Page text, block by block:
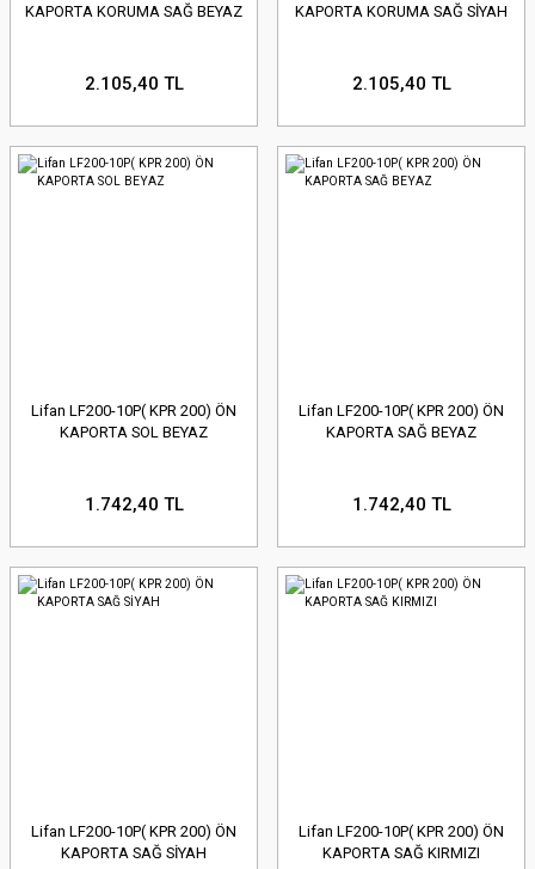
KAPORTA KORUMA SAĞ BEYAZ
2.105,40 TL
KAPORTA KORUMA SAĞ SİYAH
2.105,40 TL
Lifan LF200-10P( KPR 200) ÖN
KAPORTA SOL BEYAZ
1.742,40 TL
Lifan LF200-10P( KPR 200) ÖN
KAPORTA SAĞ BEYAZ
1.742,40 TL
Lifan LF200-10P( KPR 200) ÖN
KAPORTA SAĞ SİYAH
Lifan LF200-10P( KPR 200) ÖN
KAPORTA SAĞ KIRMIZI